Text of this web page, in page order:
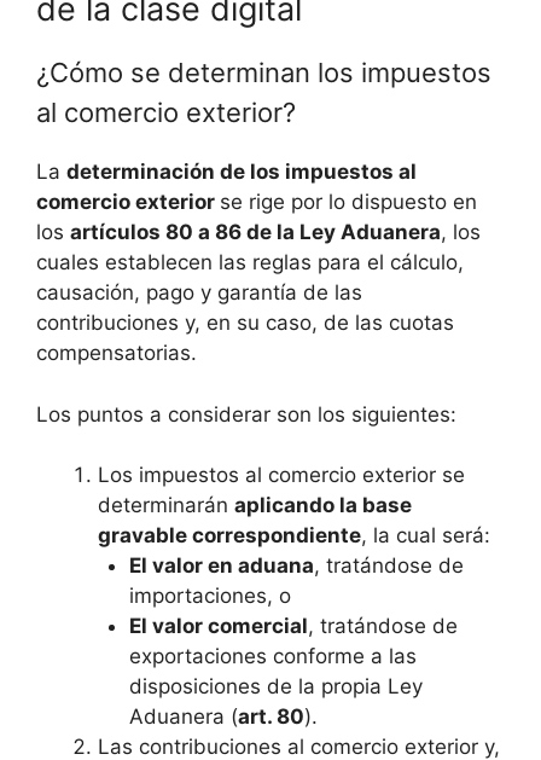
de la clase digital
¿Cómo se determinan los impuestos
al comercio exterior?
La determinación de los impuestos al
comercio exterior se rige por lo dispuesto en
los artículos 80 a 86 de la Ley Aduanera, los
cuales establecen las reglas para el cálculo,
causación, pago y garantía de las
contribuciones y, en su caso, de las cuotas
compensatorias.
Los puntos a considerar son los siguientes:
Los impuestos al comercio exterior se
determinarán aplicando la base
gravable correspondiente, la cual será:
El valor en aduana, tratándose de
importaciones, o
El valor comercial, tratándose de
exportaciones conforme a las
disposiciones de la propia Ley
Aduanera (art. 80).
Las contribuciones al comercio exterior y,